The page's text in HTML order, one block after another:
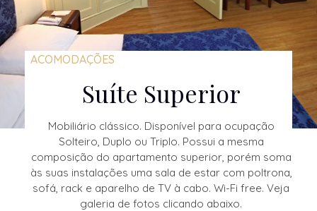
ACOMODAÇÕES
Suíte Superior
Mobiliário clássico. Disponível para ocupação
Solteiro, Duplo ou Triplo. Possui a mesma
composição do apartamento superior, porém soma
às suas instalações uma sala de estar com poltrona,
sofá, rack e aparelho de TV à cabo. Wi-Fi free. Veja
galeria de fotos clicando abaixo.